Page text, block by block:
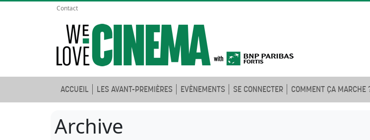
Contact
ACCUEIL LES AVANT-PREMIÈRES EVÈNEMENTS SE CONNECTER COMMENT ÇA MARCHE
Archive